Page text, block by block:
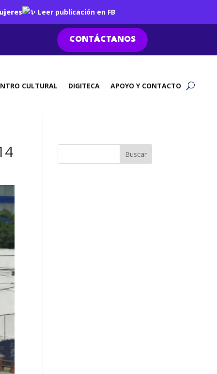
Leer publicación en FB
CONTÁCTANOS
CULTURAL DIGITECA APOYO Y CONTACTO